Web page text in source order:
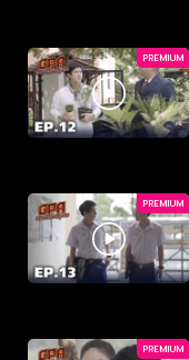
PREMIUM
PREMIUM
PREMIUM